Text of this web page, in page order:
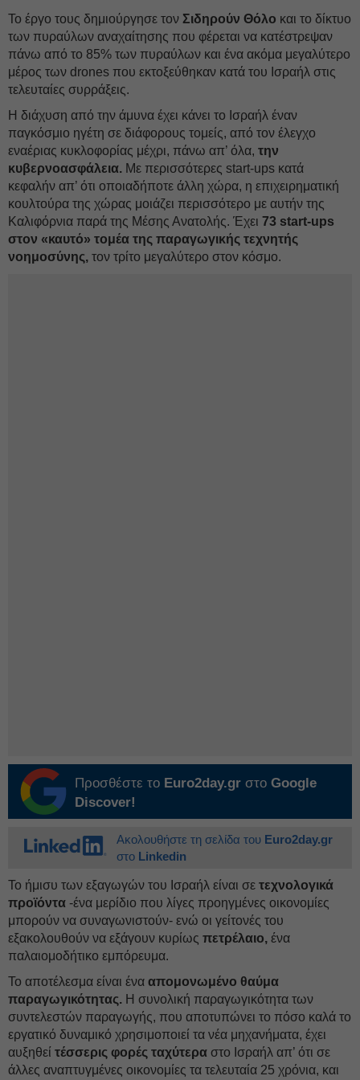
Το έργο τους δημιούργησε τον Σιδηρούν Θόλο και το δίκτυο
των πυραύλων αναχαίτησης που φέρεται να κατέστρεψαν
πάνω από το 85% των πυραύλων και ένα ακόμα μεγαλύτερο
μέρος των drones που εκτοξεύθηκαν κατά του Ισραήλ στις
τελευταίες συρράξεις.
Η διάχυση από την άμυνα έχει κάνει το Ισραήλ έναν
παγκόσμιο ηγέτη σε διάφορους τομείς, από τον έλεγχο
εναέριας κυκλοφορίας μέχρι, πάνω απ’ όλα, την
κυβερνοασφάλεια. Με περισσότερες start-ups κατά
κεφαλήν απ’ ότι οποιαδήποτε άλλη χώρα, η επιχειρηματική
κουλτούρα της χώρας μοιάζει περισσότερο με αυτήν της
Καλιφόρνια παρά της Μέσης Ανατολής. Έχει 73 start-ups
στον «καυτό» τομέα της παραγωγικής τεχνητής
νοημοσύνης, τον τρίτο μεγαλύτερο στον κόσμο.
Προσθέστε το Euro2day.gr στο Google
Discover!
Ακολουθήστε τη σελίδα του Euro2day.gr
στο Linkedin
Το ήμισυ των εξαγωγών του Ισραήλ είναι σε τεχνολογικά
προϊόντα -ένα μερίδιο που λίγες προηγμένες οικονομίες
μπορούν να συναγωνιστούν- ενώ οι γείτονές του
εξακολουθούν να εξάγουν κυρίως πετρέλαιο, ένα
παλαιομοδήτικο εμπόρευμα.
Το αποτέλεσμα είναι ένα απομονωμένο θαύμα
παραγωγικότητας. Η συνολική παραγωγικότητα των
συντελεστών παραγωγής, που αποτυπώνει το πόσο καλά το
εργατικό δυναμικό χρησιμοποιεί τα νέα μηχανήματα, έχει
αυξηθεί τέσσερις φορές ταχύτερα στο Ισραήλ απ’ ότι σε
άλλες αναπτυγμένες οικονομίες τα τελευταία 25 χρόνια, και